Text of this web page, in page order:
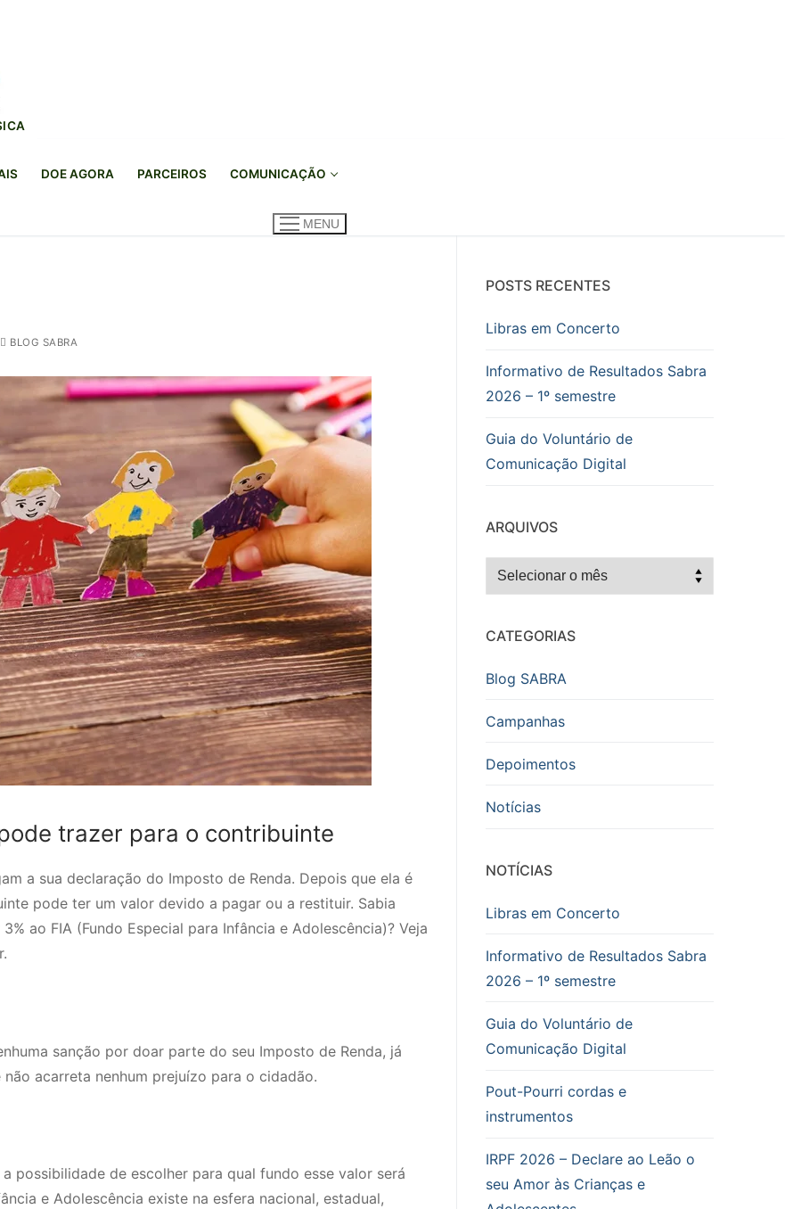
DOE AGORA PARCEIROS COMUNICAÇÃO
MENU
BLOG SABRA
trazer para o contribuinte
a sua declaração do Imposto de Renda. Depois que ela é
pode ter um valor devido a pagar ou a restituir. Sabia
ao FIA (Fundo Especial para Infância e Adolescência)? Veja
sanção por doar parte do seu Imposto de Renda, já
acarreta nenhum prejuízo para o cidadão.
possibilidade de escolher para qual fundo esse valor será
e Adolescência existe na esfera nacional, estadual,
POSTS RECENTES
Libras em Concerto
Informativo de Resultados Sabra
2026 – 1º semestre
Guia do Voluntário de
Comunicação Digital
ARQUIVOS
Arquivos
CATEGORIAS
Blog SABRA
Campanhas
Depoimentos
Notícias
NOTÍCIAS
Libras em Concerto
Informativo de Resultados Sabra
2026 – 1º semestre
Guia do Voluntário de
Comunicação Digital
Pout-Pourri cordas e
instrumentos
IRPF 2026 – Declare ao Leão o
seu Amor às Crianças e